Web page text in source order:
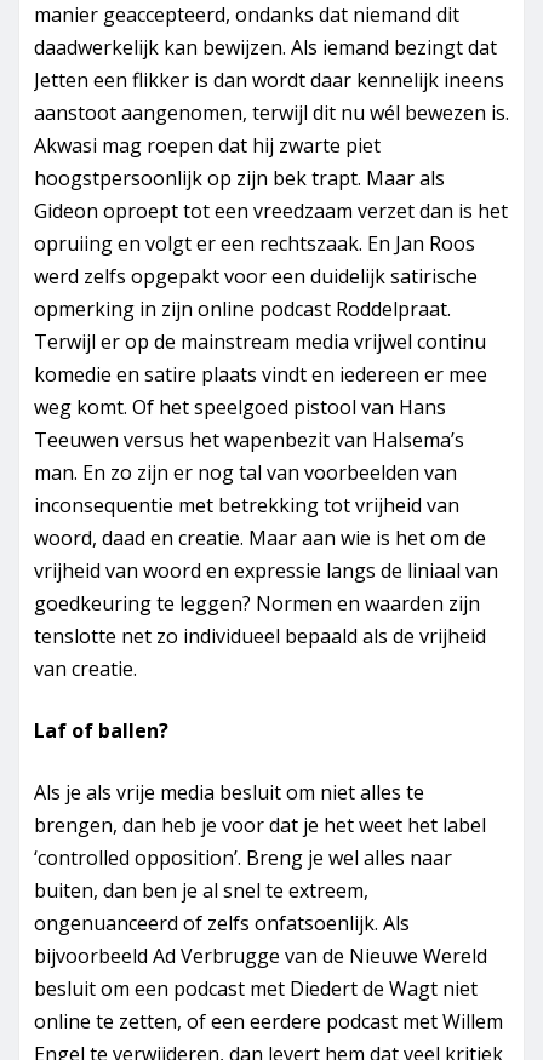
manier geaccepteerd, ondanks dat niemand dit
daadwerkelijk kan bewijzen. Als iemand bezingt dat
Jetten een flikker is dan wordt daar kennelijk ineens
aanstoot aangenomen, terwijl dit nu wél bewezen is.
Akwasi mag roepen dat hij zwarte piet
hoogstpersoonlijk op zijn bek trapt. Maar als
Gideon oproept tot een vreedzaam verzet dan is het
opruiing en volgt er een rechtszaak. En Jan Roos
werd zelfs opgepakt voor een duidelijk satirische
opmerking in zijn online podcast Roddelpraat.
Terwijl er op de mainstream media vrijwel continu
komedie en satire plaats vindt en iedereen er mee
weg komt. Of het speelgoed pistool van Hans
Teeuwen versus het wapenbezit van Halsema’s
man. En zo zijn er nog tal van voorbeelden van
inconsequentie met betrekking tot vrijheid van
woord, daad en creatie. Maar aan wie is het om de
vrijheid van woord en expressie langs de liniaal van
goedkeuring te leggen? Normen en waarden zijn
tenslotte net zo individueel bepaald als de vrijheid
van creatie.
Laf of ballen?
Als je als vrije media besluit om niet alles te
brengen, dan heb je voor dat je het weet het label
‘controlled opposition’. Breng je wel alles naar
buiten, dan ben je al snel te extreem,
ongenuanceerd of zelfs onfatsoenlijk. Als
bijvoorbeeld Ad Verbrugge van de Nieuwe Wereld
besluit om een podcast met Diedert de Wagt niet
online te zetten, of een eerdere podcast met Willem
Engel te verwijderen, dan levert hem dat veel kritiek